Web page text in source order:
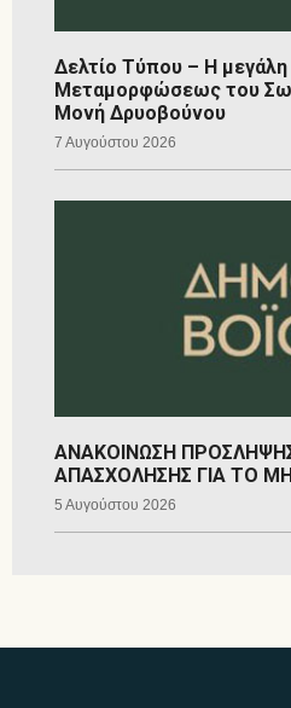
Δελτίο Τύπου – Η
Μεταμορφώσεως του
Μονή Δρυοβούνου
7 Αυγούστου 2026
ΑΝΑΚΟΙΝΩΣΗ
ΑΠΑΣΧΟΛΗΣΗΣ ΓΙΑ ΤΟ
5 Αυγούστου 2026